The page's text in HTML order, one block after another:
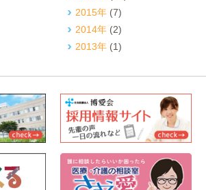
2015年 (7)
2014年 (2)
2013年 (1)